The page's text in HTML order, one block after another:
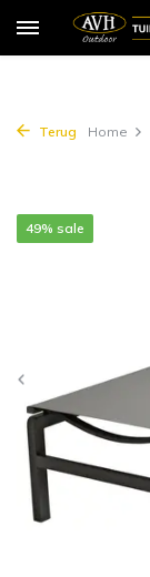
Terug Home
49% sale